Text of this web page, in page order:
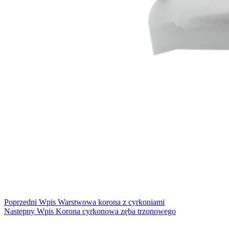
Poprzedni Wpis Warstwowa korona z cyrkoniami
Następny Wpis Korona cyrkonowa zęba trzonowego